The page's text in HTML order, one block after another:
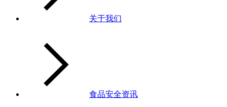
关于我们
食品安全资讯